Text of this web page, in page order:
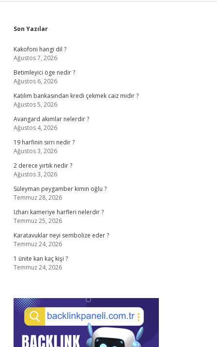
Sidebar
Son Yazılar
Kakofoni hangi dil ?
Ağustos 7, 2026
Betimleyici öge nedir ?
Ağustos 6, 2026
Katılım bankasından kredi çekmek caiz midir ?
Ağustos 5, 2026
Avangard akımlar nelerdir ?
Ağustos 4, 2026
19 harfinin sırrı nedir ?
Ağustos 3, 2026
2 derece yırtık nedir ?
Ağustos 3, 2026
Süleyman peygamber kimin oğlu ?
Temmuz 28, 2026
Izharı kameriye harfleri nelerdir ?
Temmuz 25, 2026
Karatavuklar neyi sembolize eder ?
Temmuz 24, 2026
1 ünite kan kaç kişi ?
Temmuz 24, 2026